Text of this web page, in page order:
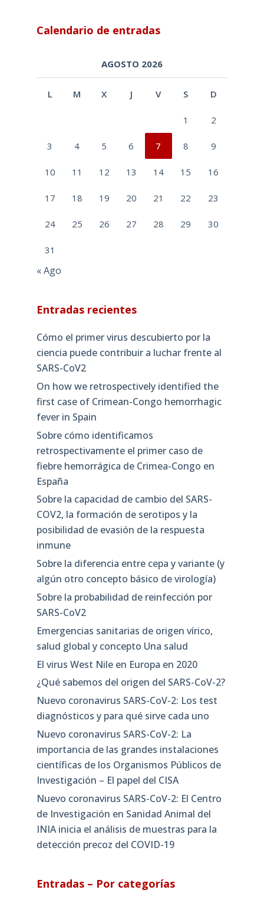
Calendario de entradas
AGOSTO 2026
L M X J V S D
1 2
3 4 5 6 7 8 9
10 11 12 13 14 15 16
17 18 19 20 21 22 23
24 25 26 27 28 29 30
31
« Ago
Entradas recientes
Cómo el primer virus descubierto por la
ciencia puede contribuir a luchar frente al
SARS-CoV2
On how we retrospectively identified the
first case of Crimean-Congo hemorrhagic
fever in Spain
Sobre cómo identificamos
retrospectivamente el primer caso de
fiebre hemorrágica de Crimea-Congo en
España
Sobre la capacidad de cambio del SARS-
COV2, la formación de serotipos y la
posibilidad de evasión de la respuesta
inmune
Sobre la diferencia entre cepa y variante (y
algún otro concepto básico de virología)
Sobre la probabilidad de reinfección por
SARS-CoV2
Emergencias sanitarias de origen vírico,
salud global y concepto Una salud
El virus West Nile en Europa en 2020
¿Qué sabemos del origen del SARS-CoV-2?
Nuevo coronavirus SARS-CoV-2: Los test
diagnósticos y para qué sirve cada uno
Nuevo coronavirus SARS-CoV-2: La
importancia de las grandes instalaciones
científicas de los Organismos Públicos de
Investigación – El papel del CISA
Nuevo coronavirus SARS-CoV-2: El Centro
de Investigación en Sanidad Animal del
INIA inicia el análisis de muestras para la
detección precoz del COVID-19
Entradas – Por categorías